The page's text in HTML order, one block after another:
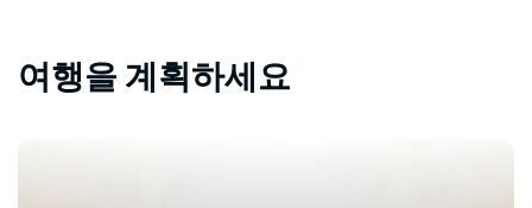
여행을 계획하세요